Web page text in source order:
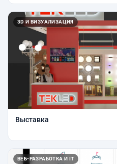
3D И ВИЗУАЛИЗАЦИЯ
Выставка
ВЕБ-РАЗРАБОТКА И IT